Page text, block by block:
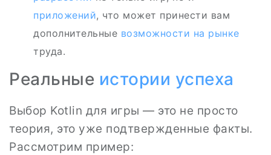
приложений, что может принести вам
дополнительные возможности на рынке
труда.
Реальные истории успеха
Выбор Kotlin для игры — это не просто
теория, это уже подтвержденные факты.
Рассмотрим пример: